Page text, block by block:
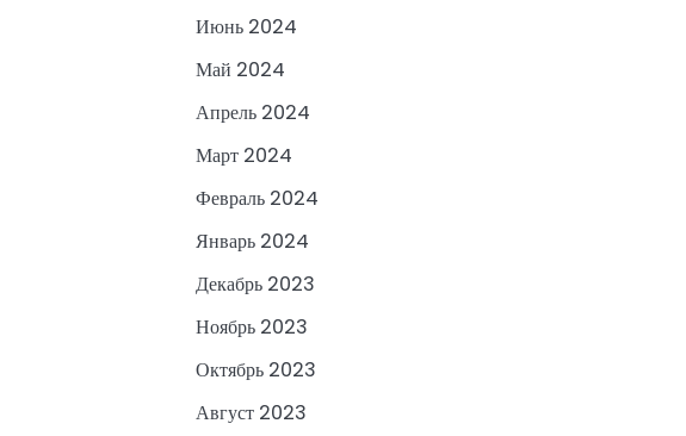
Июнь 2024
Май 2024
Апрель 2024
Март 2024
Февраль 2024
Январь 2024
Декабрь 2023
Ноябрь 2023
Октябрь 2023
Август 2023